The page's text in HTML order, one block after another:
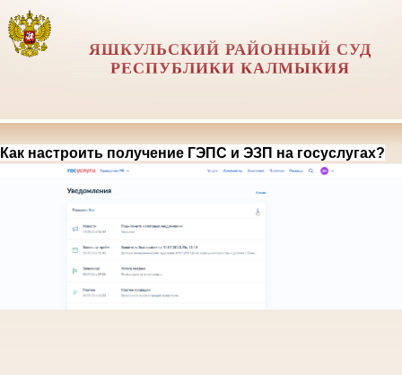
ЯШКУЛЬСКИЙ РАЙОННЫЙ СУД
РЕСПУБЛИКИ КАЛМЫКИЯ
Как настроить получение ГЭПС и ЭЗП на госуслугах?